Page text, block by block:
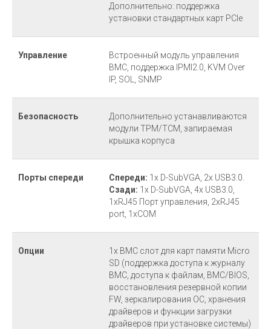
Дополнительно: поддержка
установки стандартных карт PCle
Управление
Встроенный модуль управления
BMC, поддержка IPMl2.0, KVM Over
IP, SOL, SNMP
Безопасность
Дополнительно устанавливаются
модули TPM/TCM, запираемая
крышка корпуса
Порты спереди Спереди: 1x D-SubVGA, 2x USB3.0.
Сзади: 1x D-SubVGA, 4x USB3.0,
1xRJ45 Порт управления, 2xRJ45
port, 1xCOM
Опции
1x BMC слот для карт памяти Micro
SD (поддержка доступа к журналу
BMC, доступа к файлам, BMC/BIOS,
восстановления резервной копии
FW, зеркалирования ОС, хранения
драйверов и функции загрузки
драйверов при установке системы)